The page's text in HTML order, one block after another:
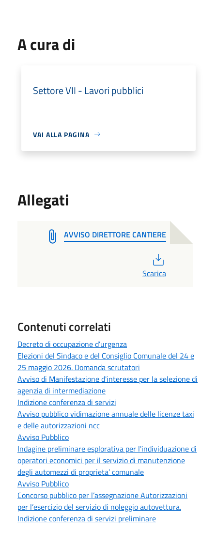
A cura di
Settore VII - Lavori pubblici
VAI ALLA PAGINA
Allegati
AVVISO DIRETTORE CANTIERE
Scarica
Contenuti correlati
Decreto di occupazione d’urgenza
Elezioni del Sindaco e del Consiglio Comunale del 24 e
25 maggio 2026. Domanda scrutatori
Avviso di Manifestazione d'interesse per la selezione di
agenzia di intermediazione
Indizione conferenza di servizi
Avviso pubblico vidimazione annuale delle licenze taxi
e delle autorizzazioni ncc
Avviso Pubblico
Indagine preliminare esplorativa per l'individuazione di
operatori economici per il servizio di manutenzione
degli automezzi di proprieta’ comunale
Avviso Pubblico
Concorso pubblico per l’assegnazione Autorizzazioni
per l’esercizio del servizio di noleggio autovettura.
Indizione conferenza di servizi preliminare